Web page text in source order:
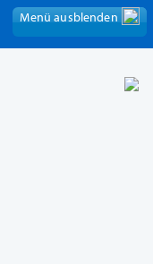
Menü anzeigen
Menü ausblenden